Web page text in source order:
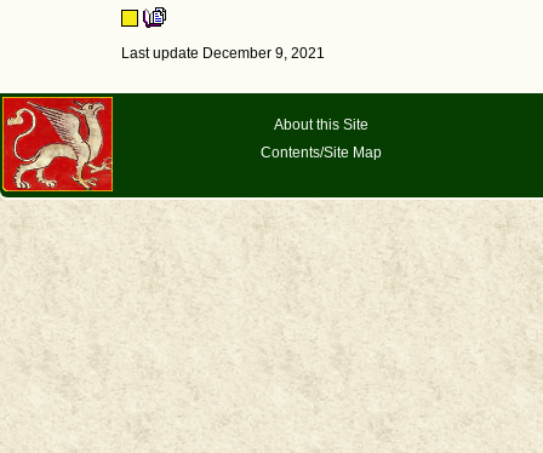
Last update December 9, 2021
About this Site
Contents/Site Map